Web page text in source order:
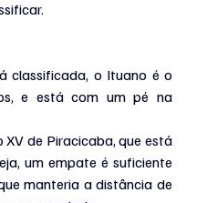
classificada, o Ituano é o
e está com um pé na
de Piracicaba, que está
um empate é suficiente
manteria a distância de